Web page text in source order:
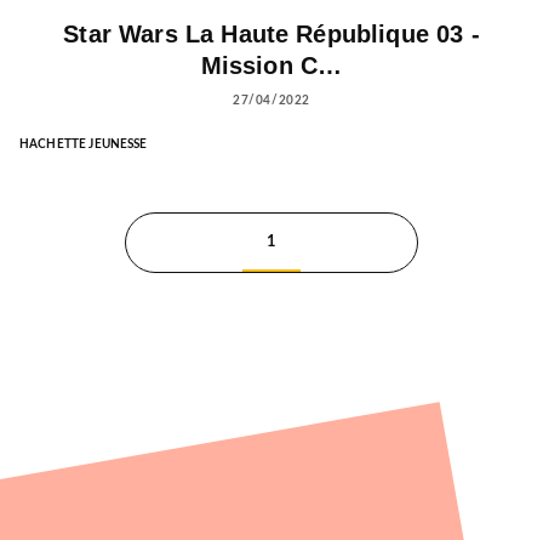
Star Wars La Haute République 03 -
Mission C…
27/04/2022
HACHETTE JEUNESSE
1